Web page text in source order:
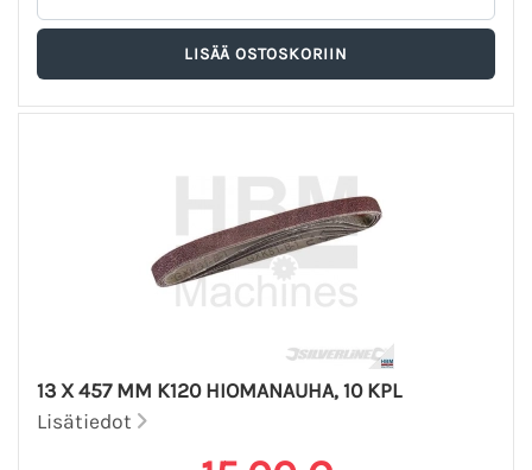
13 X 457 MM K120 HIOMANAUHA, 10 KPL
Lisätiedot